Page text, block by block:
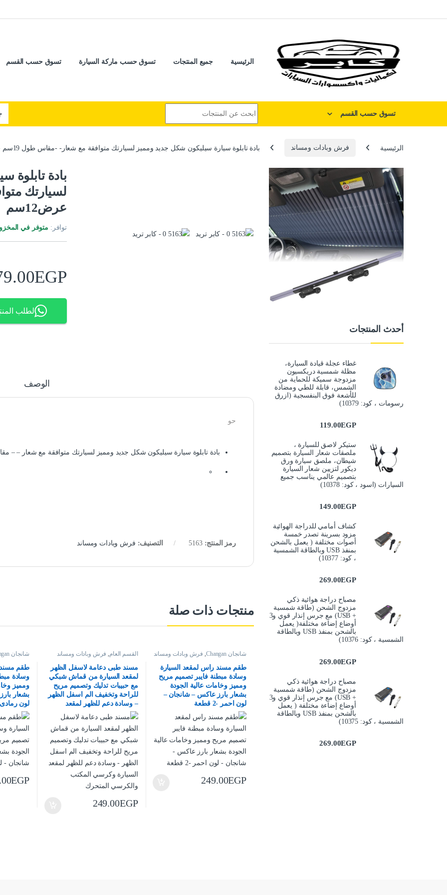
الرئيسية جميع المنتجات تسوق حسب ماركة السيارة تسوق حسب القسم
تسوق حسب القسم
الرئيسية فرش وبادات ومساند بادة تابلوة سيارة سيليكون شكل جديد ومميز لسيارتك متوافقة مع شعار- -مقاس طول 19سم عرض12سم
بادة تابلوة
عرض12سم
توافر: متوفر في
EGP
لطلب
الوصف
حو
بادة تابلوة سيارة سيليكون شكل جديد ومميز لسيارتك متوافقة مع شعار – – مقاس طول
رمز المنتج:5163 التصنيف: فرش وبادات ومساند
منتجات ذات صلة
شانجان Changan , فرش وبادات ومساند
طقم مسند راس لمقعد السيارة
وسادة مبطنة فايبر تصميم مريح
ومميز وخامات عالية الجودة
بشعار بارز عاكس – شانجان –
لون احمر -2 قطعة
249.00EGP
القسم العام, فرش وبادات ومساند
مسند طبى دعامة لاسفل الظهر
لمقعد السيارة من قماش شبكي
مع حبيبات تدليك وتصميم مريح
للراحة وتخفيف الم اسفل الظهر
– وسادة دعم للظهر لمقعد
السيارة وكرسي المكتب
والكرسي المتحرك
249.00EGP
شانجان Changan
طقم مسند
وسادة
ومميز
بشعار
لون رمادى -2
EGP
أحدث المنتجات
غطاء عجلة قيادة السيارة،
مظلة شمسية دريكسيون
مزدوجة سميكة للحماية من
الشمس، قابلة للطي ومضادة
للأشعة فوق البنفسجية (ازرق
رسومات ، كود: 10379)
119.00EGP
ستيكر لاصق للسيارة ،
ملصقات شعار السيارة بتصميم
شيطان، ملصق سيارة ورق
ديكور لتزيين شعار السيارة
بتصميم عالمي يناسب جميع
السيارات (اسود ، كود: 10378)
149.00EGP
كشاف أمامي للدراجة الهوائية
مزود بسرينة تصدر خمسة
أصوات مختلفة ( يعمل بالشحن
بمنفذ USB وبالطاقة الشمسية
، كود: 10377)
269.00EGP
مصباح دراجة هوائية ذكي
مزدوج الشحن (طاقة شمسية
+ USB) مع جرس إنذار قوي و3
أوضاع إضاءة مختلفة( يعمل
بالشحن بمنفذ USB وبالطاقة
الشمسية ، كود: 10376)
269.00EGP
مصباح دراجة هوائية ذكي
مزدوج الشحن (طاقة شمسية
+ USB) مع جرس إنذار قوي و3
أوضاع إضاءة مختلفة ( يعمل
بالشحن بمنفذ USB وبالطاقة
الشمسية ، كود: 10375)
269.00EGP